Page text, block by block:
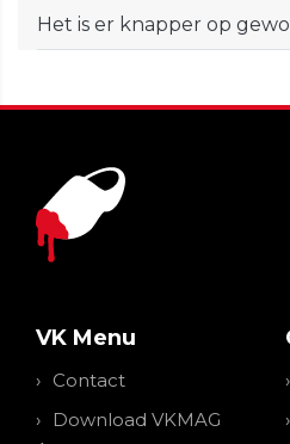
Het is er knapper op
VK Menu
Contact
Download VKMAG